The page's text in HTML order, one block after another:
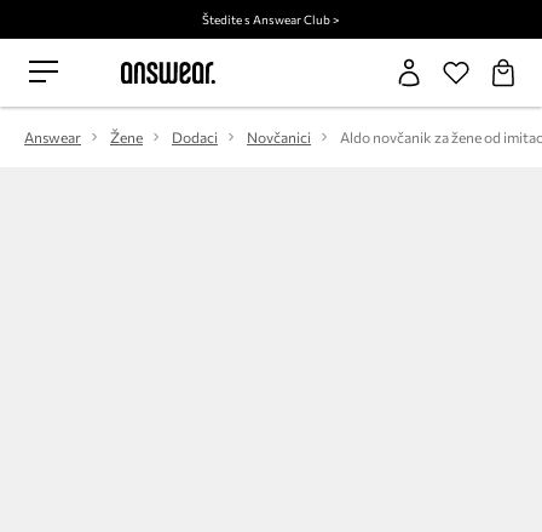
Štedite s Answear Club >
Answear Žene Dodaci Novčanici